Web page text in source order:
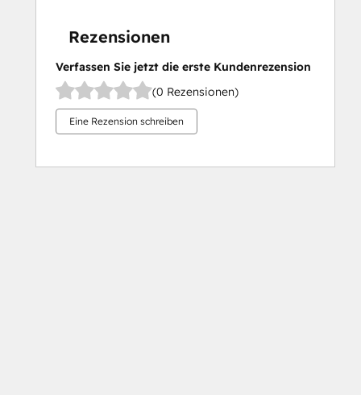
Rezensionen
Verfassen Sie jetzt die erste Kundenrezension
(0 Rezensionen)
Eine Rezension schreiben